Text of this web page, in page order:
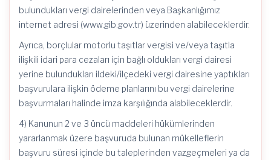
bulundukları vergi dairelerinden veya Başkanlığımız
internet adresi (www.gib.gov.tr) üzerinden alabileceklerdir.
Ayrıca, borçlular motorlu taşıtlar vergisi ve/veya taşıtla
ilişkili idari para cezaları için bağlı oldukları vergi dairesi
yerine bulundukları ildeki/ilçedeki vergi dairesine yaptıkları
başvurulara ilişkin ödeme planlarını bu vergi dairelerine
başvurmaları halinde imza karşılığında alabileceklerdir.
4) Kanunun 2 ve 3 üncü maddeleri hükümlerinden
yararlanmak üzere başvuruda bulunan mükelleflerin
başvuru süresi içinde bu taleplerinden vazgeçmeleri ya da